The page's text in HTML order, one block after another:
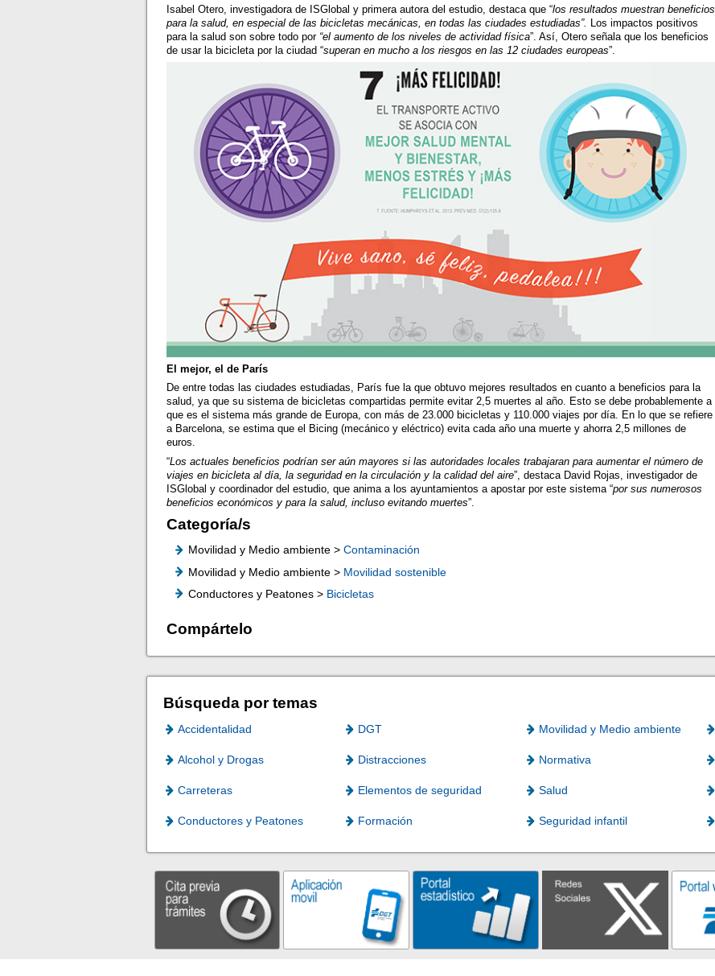
Isabel Otero, investigadora de ISGlobal y primera autora del estudio, destaca que “los resultados muestran beneficios
para la salud, en especial de las bicicletas mecánicas, en todas las ciudades estudiadas”. Los impactos positivos
para la salud son sobre todo por “el aumento de los niveles de actividad física”. Así, Otero señala que los beneficios
de usar la bicicleta por la ciudad “superan en mucho a los riesgos en las 12 ciudades europeas”.
El mejor, el de París
De entre todas las ciudades estudiadas, París fue la que obtuvo mejores resultados en cuanto a beneficios para la
salud, ya que su sistema de bicicletas compartidas permite evitar 2,5 muertes al año. Esto se debe probablemente a
que es el sistema más grande de Europa, con más de 23.000 bicicletas y 110.000 viajes por día. En lo que se refiere
a Barcelona, se estima que el Bicing (mecánico y eléctrico) evita cada año una muerte y ahorra 2,5 millones de
euros.
“Los actuales beneficios podrían ser aún mayores si las autoridades locales trabajaran para aumentar el número de
viajes en bicicleta al día, la seguridad en la circulación y la calidad del aire”, destaca David Rojas, investigador de
ISGlobal y coordinador del estudio, que anima a los ayuntamientos a apostar por este sistema “por sus numerosos
beneficios económicos y para la salud, incluso evitando muertes”.
Categoría/s
Movilidad y Medio ambiente >Contaminación
Movilidad y Medio ambiente > Movilidad sostenible
Conductores y Peatones > Bicicletas
Compártelo
Búsqueda por temas
Accidentalidad DGT Movilidad y Medio ambiente
Alcohol y Drogas Distracciones Normativa
Carreteras Elementos de seguridad Salud
Conductores y Peatones Formación Seguridad infantil